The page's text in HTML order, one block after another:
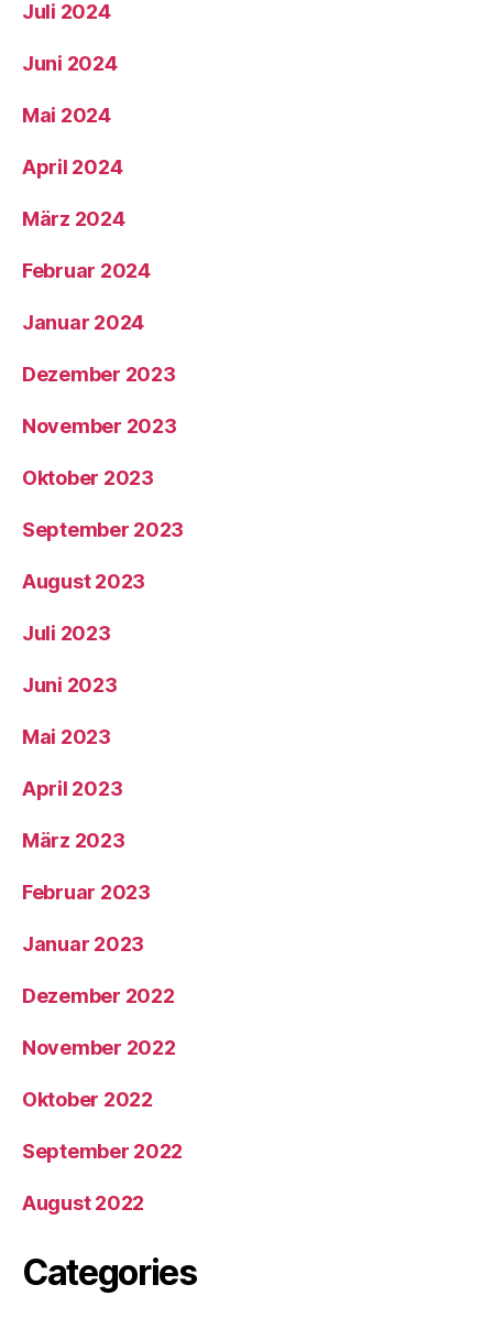
Juli 2024
Juni 2024
Mai 2024
April 2024
März 2024
Februar 2024
Januar 2024
Dezember 2023
November 2023
Oktober 2023
September 2023
August 2023
Juli 2023
Juni 2023
Mai 2023
April 2023
März 2023
Februar 2023
Januar 2023
Dezember 2022
November 2022
Oktober 2022
September 2022
August 2022
Categories